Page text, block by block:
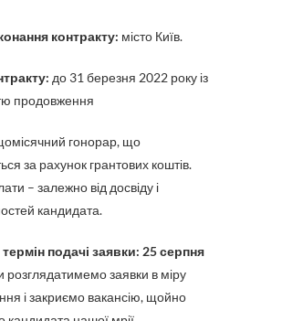
контракту: місто Київ.
до 31 березня 2022 року із
продовження
гонорар, що
за рахунок грантових коштів.
– залежно від досвіду і
кандидата.
подачі заявки: 25 серпня
розглядатимемо заявки в міру
і закриємо вакансію, щойно